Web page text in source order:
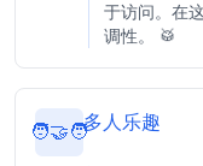
于访问。在
调性。 🥁
🧑‍🤝‍🧑多人乐趣